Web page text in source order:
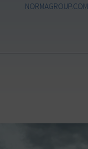
NORMAGROUP.COM